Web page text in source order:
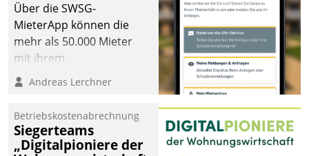
Über die SWSG-
MieterApp können die
mehr als 50.000 Mieter
mit ihrem
Wohnungsunternehmen
kommunizieren, auf dem
einsehen und ändern
oder
Andreas Lerchner
Betriebskostenabrechnung
Siegerteams
„Digitalpioniere der